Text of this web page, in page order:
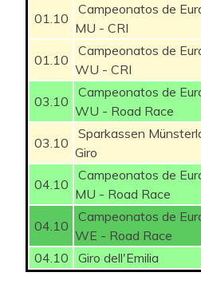
01.10
Campeonatos de
MU - CRI
01.10
Campeonatos de
WU - CRI
03.10
Campeonatos de
WU - Road Race
03.10
Sparkassen
Giro
04.10
Campeonatos de
MU - Road Race
04.10
Campeonatos de
WE - Road Race
04.10
Giro dell'Emilia